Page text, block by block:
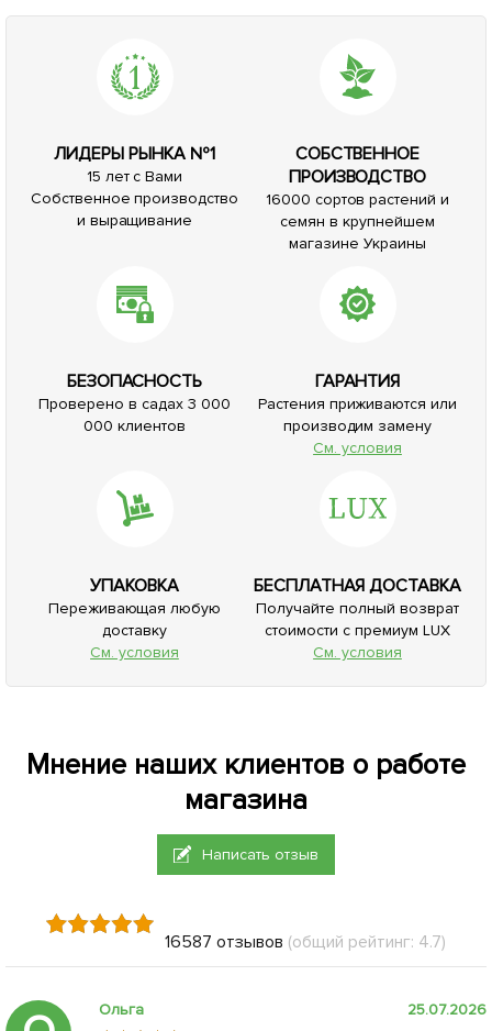
ЛИДЕРЫ РЫНКА №1
15 лет с Вами
Собственное производство
и выращивание
СОБСТВЕННОЕ
ПРОИЗВОДСТВО
16000 сортов растений и
семян в крупнейшем
магазине Украины
БЕЗОПАСНОСТЬ
Проверено в садах 3 000
000 клиентов
ГАРАНТИЯ
Растения приживаются или
производим замену
См. условия
УПАКОВКА
Переживающая любую
доставку
См. условия
БЕСПЛАТНАЯ ДОСТАВКА
Получайте полный возврат
стоимости с премиум LUX
См. условия
Мнение наших клиентов о работе
магазина
Написать отзыв
16587 отзывов (общий рейтинг: 4.7)
Ольга 25.07.2026